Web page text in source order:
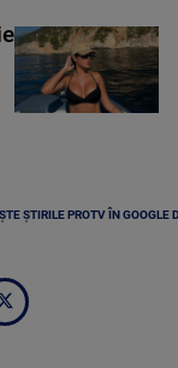
ȘTIRILE PROTV ÎN GOOGLE